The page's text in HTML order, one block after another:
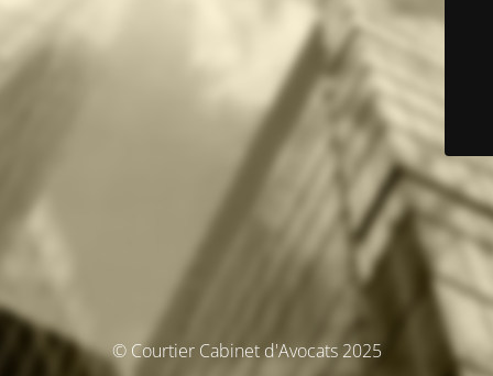
© Courtier Cabinet d'Avocats 2025